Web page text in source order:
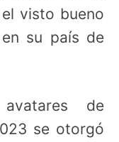
visto bueno
su país de
de
se otorgó